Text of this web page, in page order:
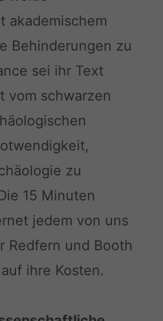
akademischem
Behinderungen zu
sei ihr Text
vom schwarzen
zu
15 Minuten
jedem von uns
Redfern und Booth
ihre Kosten.